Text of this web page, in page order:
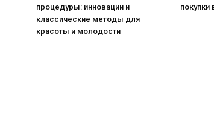
процедуры: инновации и
классические методы для
красоты и молодости